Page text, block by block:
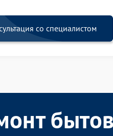
со специалистом